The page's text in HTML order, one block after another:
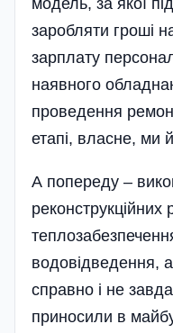
заробляти гроші
зарплату
наявного
проведення
етапі, власне, ми
А попереду –
реконструкційних
водовідведення,
справно і не
приносили в